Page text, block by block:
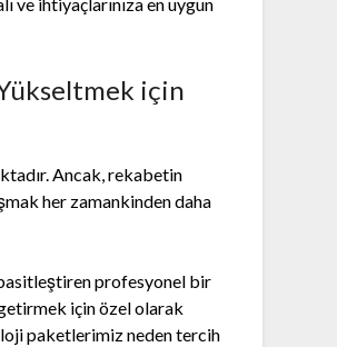
için
Ancak, rekabetin
her zamankinden daha
profesyonel bir
için özel olarak
paketlerimiz neden tercih